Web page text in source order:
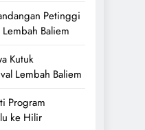
Petinggi
Baliem
Kutuk
Lembah Baliem
Program
ke Hilir